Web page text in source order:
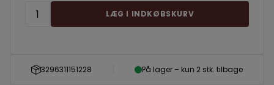
3296311151228 På lager – kun 2 stk. tilbage
LÆG I INDKØBSKURV